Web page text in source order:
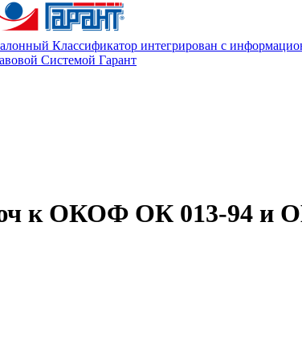
Классификатор интегрирован с
Системой Гарант
к ОКОФ ОК 013-94 и